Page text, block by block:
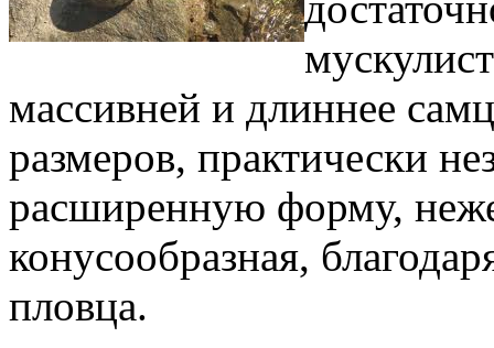
массивней и длиннее
размеров, практически
расширенную форму,
конусообразная,
пловца.